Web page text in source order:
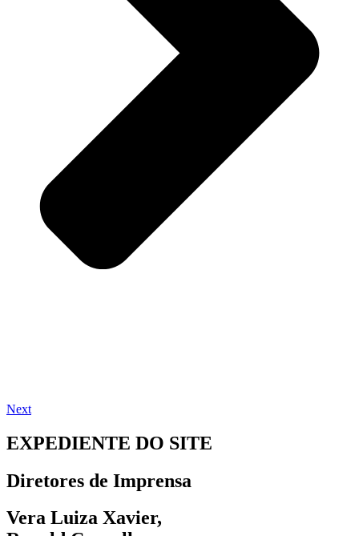
Next
EXPEDIENTE DO SITE
Diretores de Imprensa
Vera Luiza Xavier,